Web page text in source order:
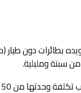
سبتة ومليلية.